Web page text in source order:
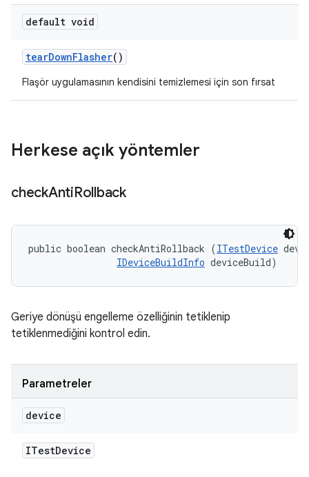
default void
tearDownFlasher()
Flaşör uygulamasının kendisini temizlemesi için son fırsat
Herkese açık yöntemler
checkAntiRollback
public boolean checkAntiRollback (ITestDevice
IDeviceBuildInfo deviceBuild)
Geriye dönüşü engelleme özelliğinin tetiklenip
tetiklenmediğini kontrol edin.
Parametreler
device
ITestDevice